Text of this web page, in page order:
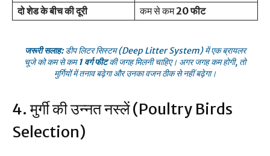
दो शेड के बीच की दूरी
कम से कम20 फीट
जरूरी सलाह:डीप लिटर सिस्टम (Deep Litter System) में एक ब्रायलर
चूजे को कम से कम1 वर्ग फीटकी जगह मिलनी चाहिए। अगर जगह कम होगी, तो
मुर्गियों में तनाव बढ़ेगा और उनका वजन ठीक से नहीं बढ़ेगा।
4. मुर्गी की उन्नत नस्लें (Poultry Birds
Selection)